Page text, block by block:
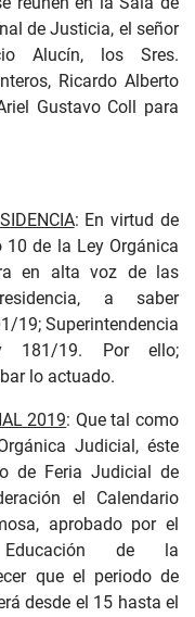
de Justicia, el señor
Alucín, los Sres.
Ricardo Alberto
Gustavo Coll para
: En virtud de
de la Ley Orgánica
en alta voz de las
a saber
19; Superintendencia
181/19. Por ello;
lo actuado.
2019: Que tal como
Judicial, éste
de Feria Judicial de
el Calendario
aprobado por el
de la
que el periodo de
desde el 15 hasta el